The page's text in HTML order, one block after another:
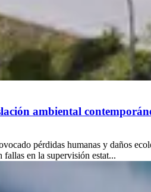
ambiental
pérdidas humanas y daños
en la supervisión estat...